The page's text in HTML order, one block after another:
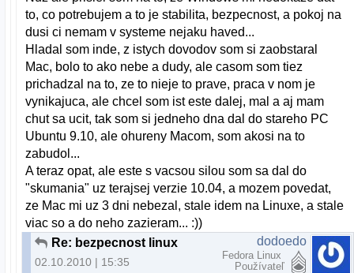
to, co potrebujem a to je stabilita, bezpecnost, a pokoj na
dusi ci nemam v systeme nejaku haved...
Hladal som inde, z istych dovodov som si zaobstaral
Mac, bolo to ako nebe a dudy, ale casom som tiez
prichadzal na to, ze to nieje to prave, praca v nom je
vynikajuca, ale chcel som ist este dalej, mal a aj mam
chut sa ucit, tak som si jedneho dna dal do stareho PC
Ubuntu 9.10, ale ohureny Macom, som akosi na to
zabudol...
A teraz opat, ale este s vacsou silou som sa dal do
"skumania" uz terajsej verzie 10.04, a mozem povedat,
ze Mac mi uz 3 dni nebezal, stale idem na Linuxe, a stale
viac so a do neho zazieram... :))
Re: bezpecnost linux
02.10.2010 | 15:35
dodoedo
Fedora Linux
Používateľ